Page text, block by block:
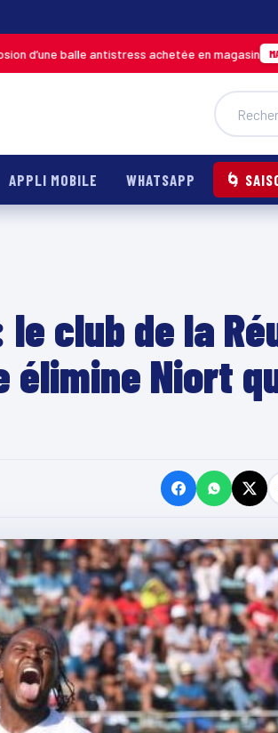
antistress achetée en magasin MARTINIQUE
APPLI MOBILE WHATSAPP 🌀
le club de la
élimine Niort